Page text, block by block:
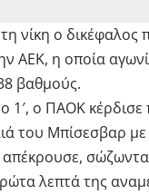
νίκη ο δικέφαλος
ΑΕΚ, η οποία
βαθμούς.
1′, ο ΠΑΟΚ
του Μπίσεσβαρ με
λεπτά της